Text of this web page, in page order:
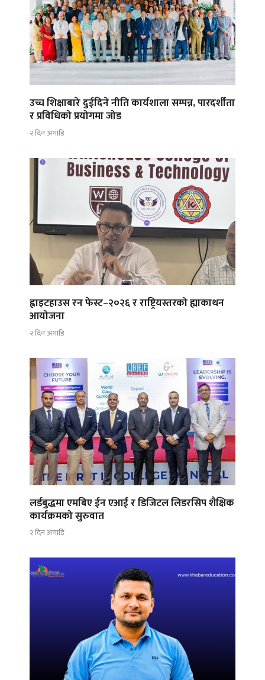
उच्च शिक्षाबारे दुईदिने नीति कार्यशाला सम्पन्न, पारदर्शीता
र प्रविधिको प्रयोगमा जोड
२ दिन अगाडि
ह्वाइटहाउस रन फेस्ट–२०२६ र राष्ट्रियस्तरको ह्याकाथन
आयोजना
२ दिन अगाडि
लर्डबुद्धमा एमबिए ईन एआई र डिजिटल लिडरसिप शैक्षिक
कार्यक्रमको सुरुवात
२ दिन अगाडि